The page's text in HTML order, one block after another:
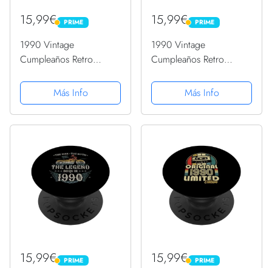
15,99€ PRIME
PRIME
1990 Vintage
Cumpleaños Retro
Hombres Mujer
PopSockets PopGrip
Intercambiable
Más Info
15,99€ PRIME
PRIME
1990 Vintage
Cumpleaños Retro
Hombres Mujer
PopSockets PopGrip
Intercambiable
Más Info
15,99€ PRIME
PRIME 15,99€ PRIME
PRIME